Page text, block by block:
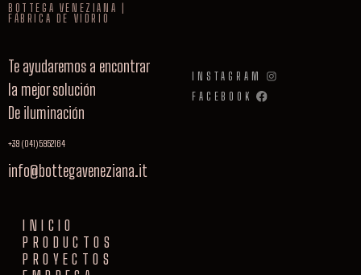
BOTTEGA VENEZIANA |
FÁBRICA DE VIDRIO
Te ayudaremos a encontrar
la mejor solución
De iluminación
+39 (041) 5952164
info@bottegaveneziana.it
INSTAGRAM
FACEBOOK
INICIO
PRODUCTOS
PROYECTOS